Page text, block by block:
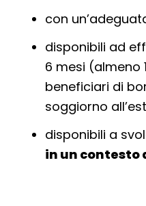
con
disponibili ad
6 mesi (almeno
beneficiari di
soggiorno
disponibili a
in un contesto